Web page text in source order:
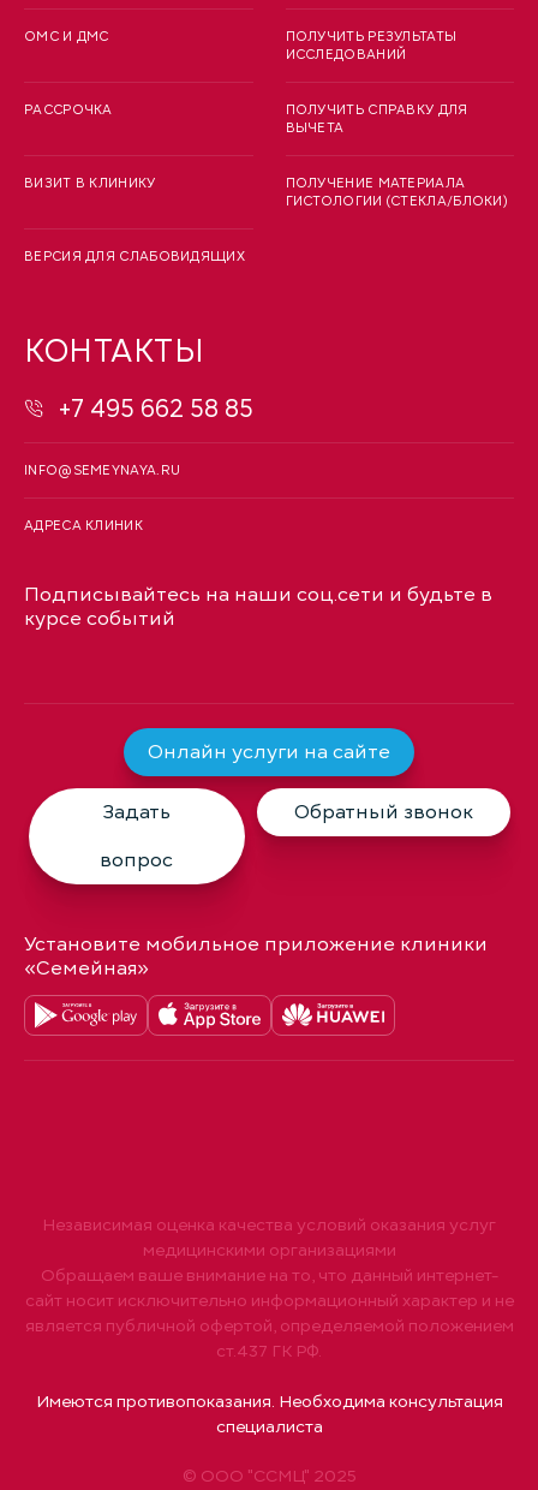
ОМС И ДМС
РАССРОЧКА
ВИЗИТ В КЛИНИКУ
ВЕРСИЯ ДЛЯ СЛАБОВИДЯЩИХ
ПОЛУЧИТЬ РЕЗУЛЬТАТЫ
ИССЛЕДОВАНИЙ
ПОЛУЧИТЬ СПРАВКУ ДЛЯ
ВЫЧЕТА
ПОЛУЧЕНИЕ МАТЕРИАЛА
ГИСТОЛОГИИ (СТЕКЛА/БЛОКИ)
КОНТАКТЫ
+7 495 662 58 85
INFO@SEMEYNAYA.RU
АДРЕСА КЛИНИК
Подписывайтесь на наши соц.сети и будьте в
курсе событий
Онлайн услуги на сайте
Задать
вопрос
Обратный звонок
Установите мобильное приложение клиники
«Семейная»
© ООО "ССМЦ" 2025
Независимая оценка качества условий оказания услуг
медицинскими организациями
Обращаем ваше внимание на то, что данный интернет-
сайт носит исключительно информационный характер и не
является публичной офертой, определяемой положением
ст.437 ГК РФ.
Имеются противопоказания. Необходима консультация
специалиста